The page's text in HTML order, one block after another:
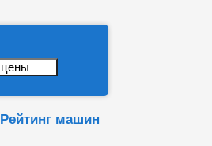
Рейтинг машин